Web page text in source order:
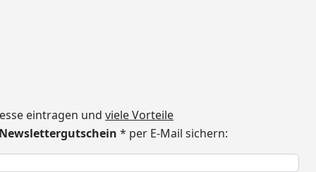
eintragen und viele Vorteile
* per E-Mail sichern: